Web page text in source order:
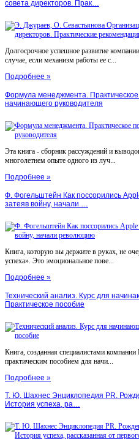
совета директоров. Прак…
Долгосрочное успешное развитие
случае, если механизм работы ее с...
Подробнее »
Формула менеджмента.
начинающего руководителя
Эта книга - сборник рассуждений и
многолетнем опыте одного из луч...
Подробнее »
Ф. Фогельштейн Как поссорились
затеяв войну, начали …
Книга, которую вы держите в руках, не
успеха». Это эмоциональное пове...
Подробнее »
Технический анализ. Курс для
Практическое пособие
Книга, созданная специалистами компании
практическим пособием для начи...
Подробнее »
Т. Ю. Шахнес Энциклопедия PR.
История успеха, ра…